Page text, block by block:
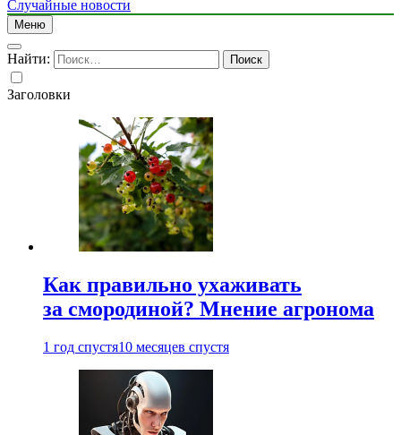
Случайные новости
Меню
Найти:
Заголовки
Как правильно ухаживать
за смородиной? Мнение агронома
1 год спустя10 месяцев спустя